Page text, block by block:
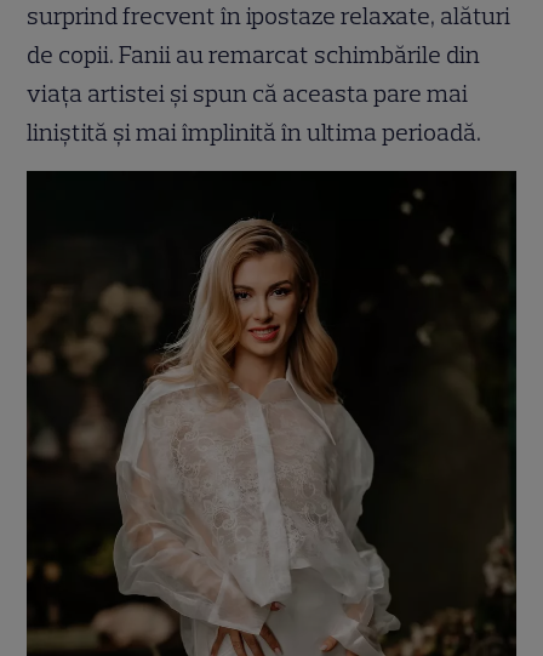
surprind frecvent în ipostaze relaxate, alături
de copii. Fanii au remarcat schimbările din
viața artistei și spun că aceasta pare mai
liniștită și mai împlinită în ultima perioadă.